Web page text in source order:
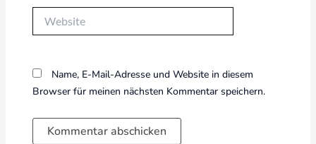
Name, E-Mail-Adresse und Website in diesem
Browser für meinen nächsten Kommentar speichern.